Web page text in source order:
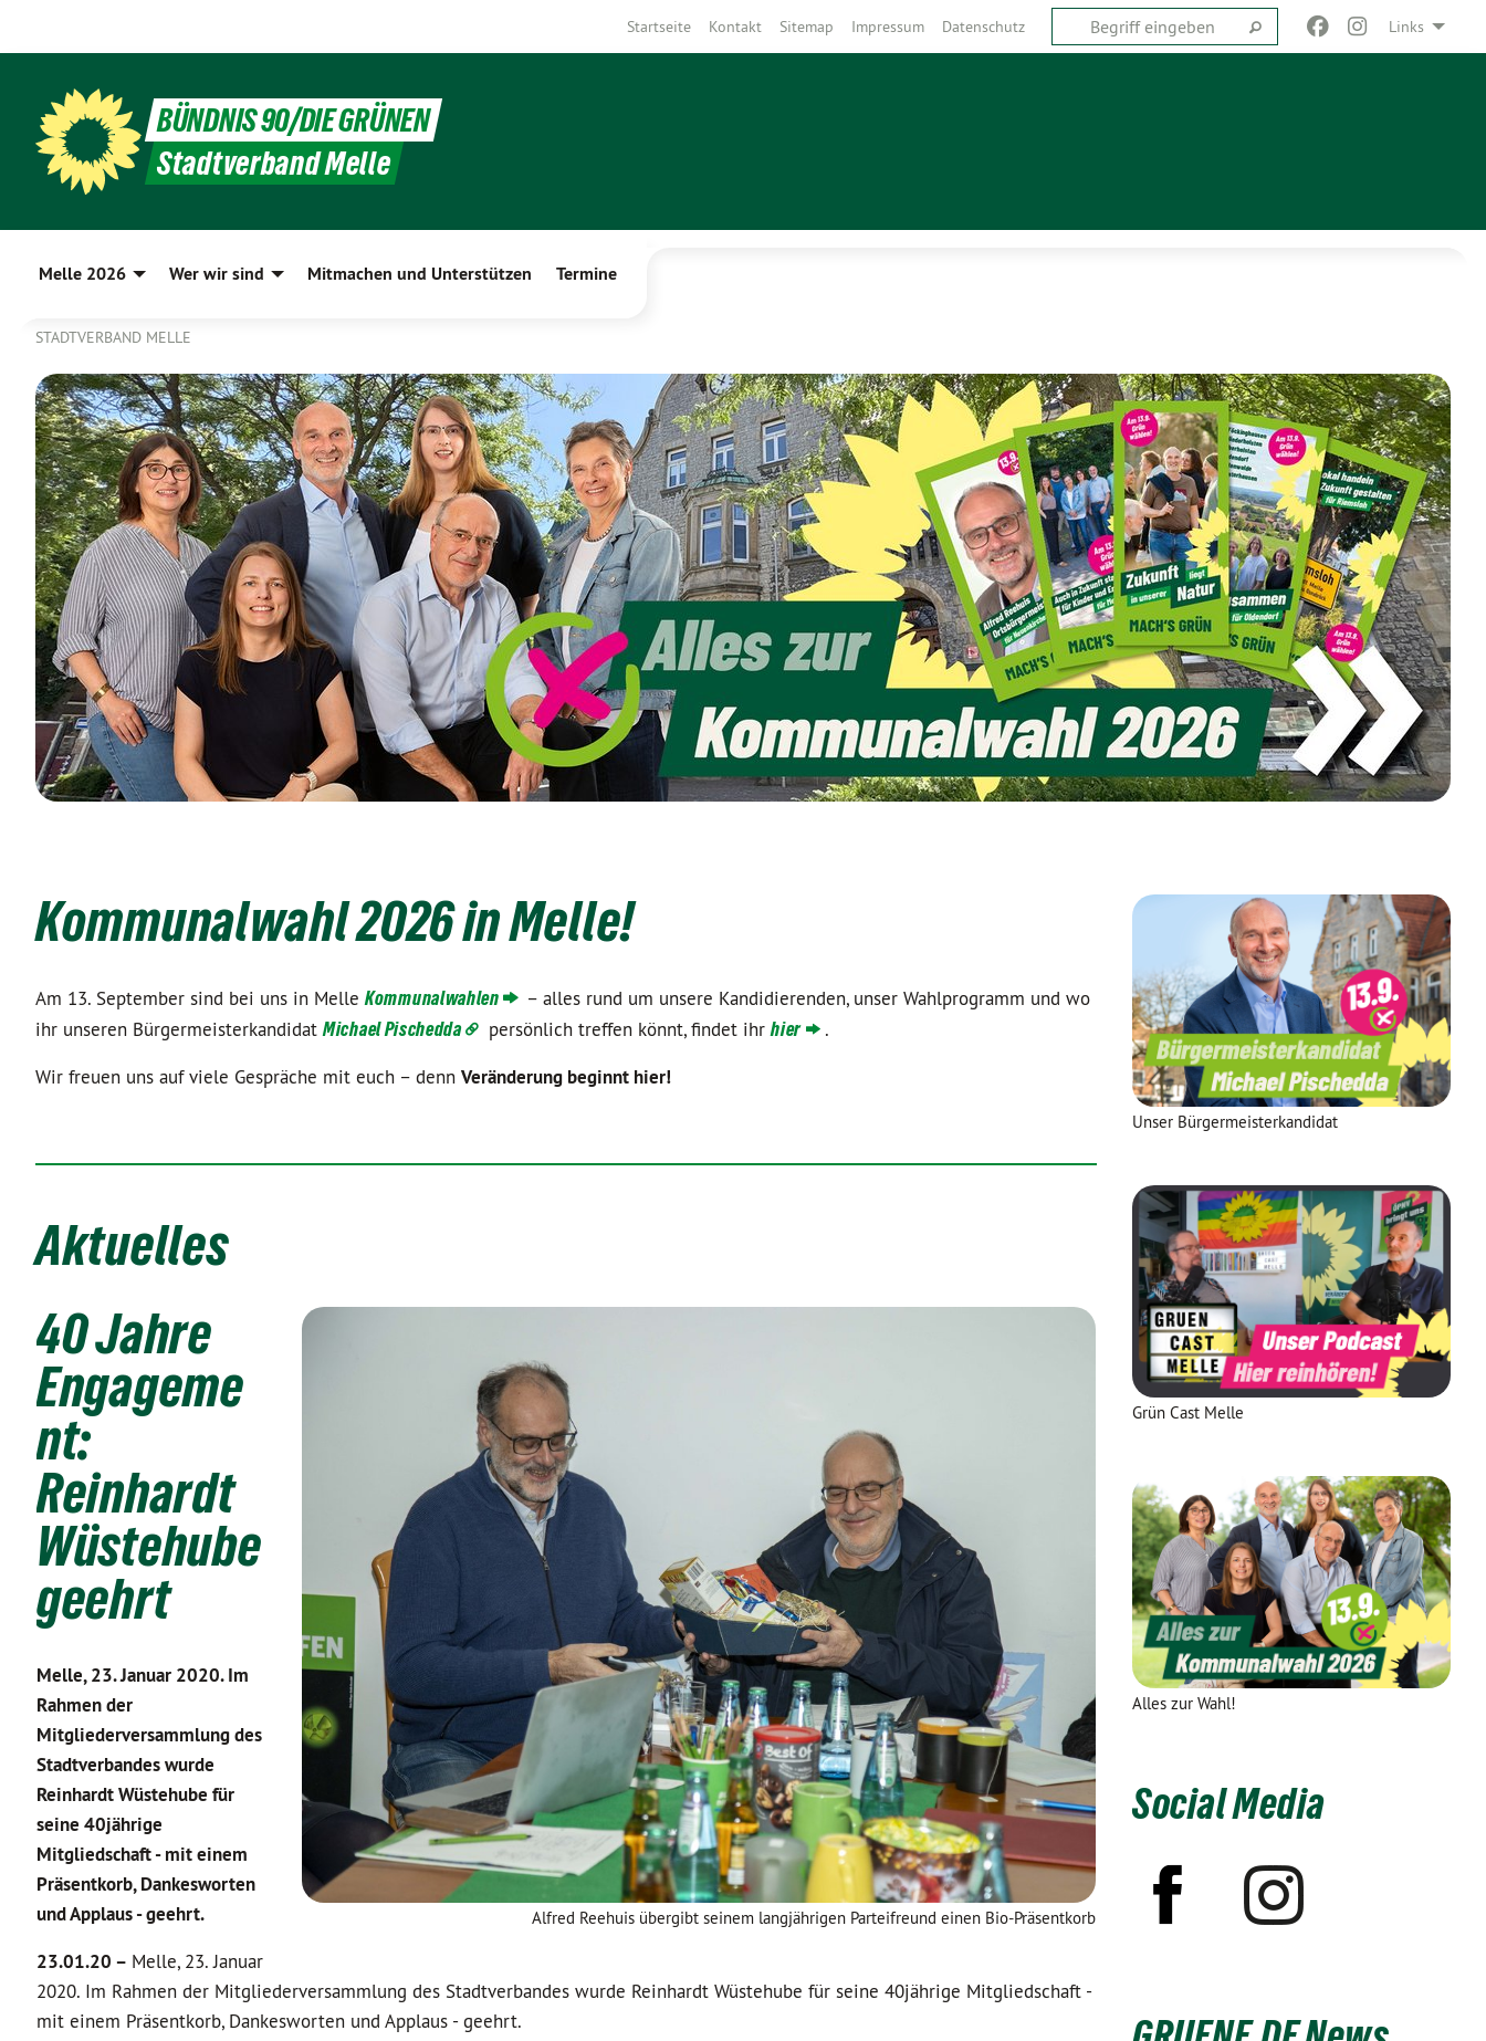
Links
Startseite Kontakt Sitemap Impressum Datenschutz
BÜNDNIS 90/DIE GRÜNEN
Stadtverband Melle
Melle 2026 Wer wir sind Mitmachen und Unterstützen Termine
STADTVERBAND MELLE
Kommunalwahl 2026 in Melle!
Am 13. September sind bei uns in MelleKommunalwahlen
– alles rund um unsere Kandidierenden, unser Wahlprogramm und wo
ihr unseren BürgermeisterkandidatMichael Pischedda persönlich treffen könnt, findet ihrhier
.
Wir freuen uns auf viele Gespräche mit euch – denn Veränderung beginnt hier!
Aktuelles
Alfred Reehuis übergibt seinem langjährigen Parteifreund einen Bio-Präsentkorb
40 Jahre
Engageme
nt:
Reinhardt
Wüstehube
geehrt
Melle, 23. Januar 2020. Im
Rahmen der
Mitgliederversammlung des
Stadtverbandes wurde
Reinhardt Wüstehube für
seine 40jährige
Mitgliedschaft - mit einem
Präsentkorb, Dankesworten
und Applaus - geehrt.
23.01.20 – Melle, 23. Januar
2020. Im Rahmen der Mitgliederversammlung des Stadtverbandes wurde Reinhardt Wüstehube für seine 40jährige Mitgliedschaft -
mit einem Präsentkorb, Dankesworten und Applaus - geehrt.
Unser Bürgermeisterkandidat
Grün Cast Melle
Alles zur Wahl!
Social Media